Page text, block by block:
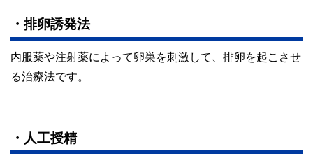
・排卵誘発法
内服薬や注射薬によって卵巣を刺激して、排卵を起こさせ
る治療法です。
・人工授精